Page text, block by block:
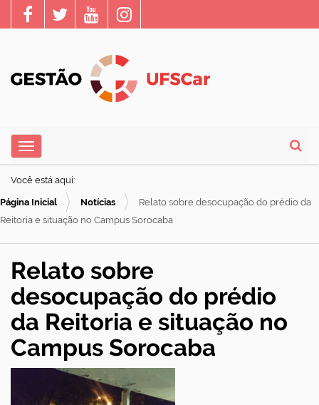
Busca
e
g
Toggle navigation
Você está aqui:
Página Inicial Notícias
Relato sobre desocupação do prédio da
Reitoria e situação no Campus Sorocaba
Relato sobre
desocupação do prédio
da Reitoria e situação no
Campus Sorocaba